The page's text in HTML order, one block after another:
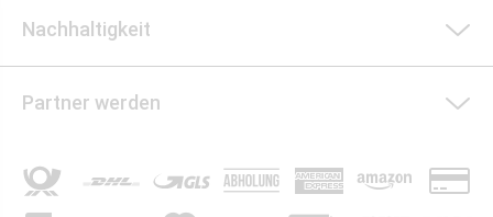
Nachhaltigkeit
Partner werden